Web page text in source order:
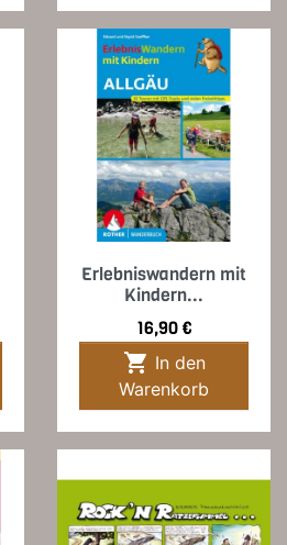
Erlebniswandern mit
Kindern...
Preis
16,90 €

Warenkorb